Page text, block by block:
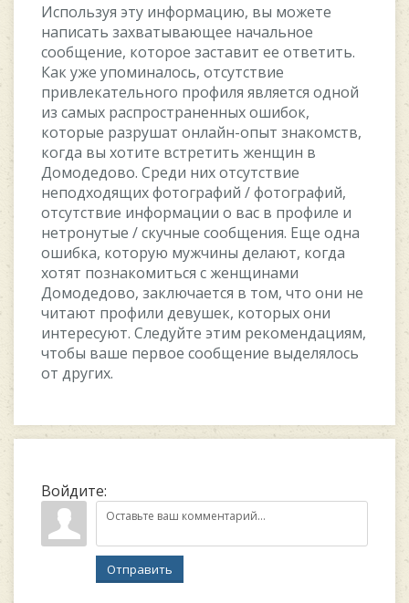
Используя эту информацию, вы можете
написать захватывающее начальное
сообщение, которое заставит ее ответить.
Как уже упоминалось, отсутствие
привлекательного профиля является одной
из самых распространенных ошибок,
которые разрушат онлайн-опыт знакомств,
когда вы хотите встретить женщин в
Домодедово. Среди них отсутствие
неподходящих фотографий / фотографий,
отсутствие информации о вас в профиле и
нетронутые / скучные сообщения. Еще одна
ошибка, которую мужчины делают, когда
хотят познакомиться с женщинами
Домодедово, заключается в том, что они не
читают профили девушек, которых они
интересуют. Следуйте этим рекомендациям,
чтобы ваше первое сообщение выделялось
от других.
Войдите:
Отправить